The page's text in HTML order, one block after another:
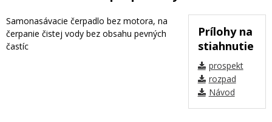
Prílohy na
stiahnutie
prospekt
rozpad
Návod
Samonasávacie čerpadlo bez motora, na
čerpanie čistej vody bez obsahu pevných
častíc